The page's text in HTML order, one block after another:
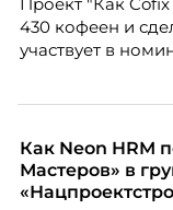
430 кофеен и
участвует в
Как Neon HRM
Мастеров» в